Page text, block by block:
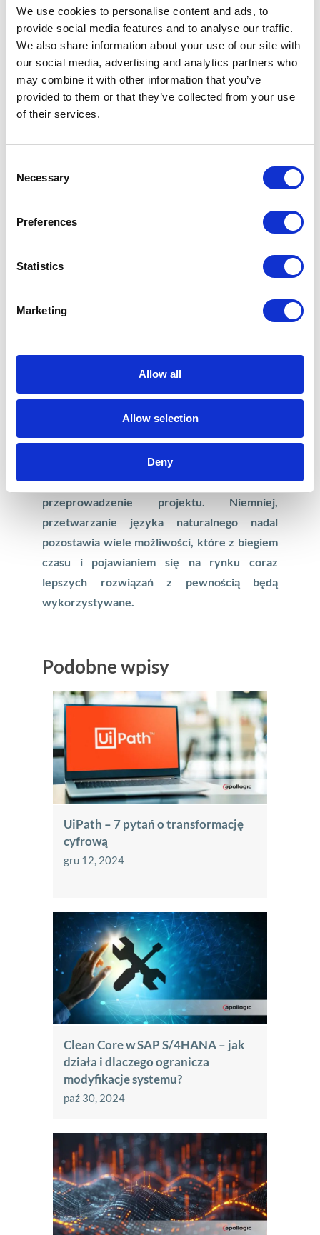
We use cookies to personalise content and ads, to
provide social media features and to analyse our traffic.
We also share information about your use of our site with
our social media, advertising and analytics partners who
may combine it with other information that you’ve
provided to them or that they’ve collected from your use
of their services.
Selection
Necessary
Preferences
Statistics
Marketing
Allow all
Allow selection
Deny
dobrze oddaje poniższy rysunek:
danych, który może zostać utworzony na
podstawie różnych źródeł np. JSON,
reprezentujący je w postaci kolumnowej.
Pozwala to na wykonywanie klasycznych
ułatwia to pracę na danych, a także łączenie
Dzięki tak dobranemu zestawowi narzędzi
możliwe było szybkie i skuteczne
przeprowadzenie projektu. Niemniej,
przetwarzanie języka naturalnego nadal
pozostawia wiele możliwości, które z biegiem
czasu i pojawianiem się na rynku coraz
lepszych rozwiązań z pewnością będą
wykorzystywane.
Podobne wpisy
UiPath – 7 pytań o transformację
cyfrową
gru 12, 2024
Clean Core w SAP S/4HANA – jak
działa i dlaczego ogranicza
modyfikacje systemu?
paź 30, 2024